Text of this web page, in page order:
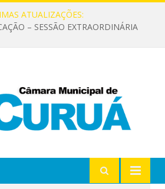
ATUALIZAÇÕES:
– SESSÃO EXTRAORDINÁRIA